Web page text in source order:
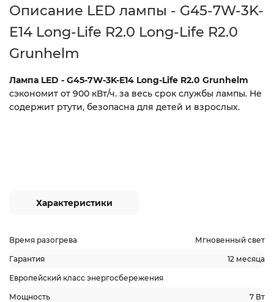
Описание LED лампы - G45-7W-3K-
E14 Long-Life R2.0 Long-Life R2.0
Grunhelm
Лампа LED - G45-7W-3K-E14 Long-Life R2.0 Grunhelm
сэкономит от 900 кВт/ч. за весь срок службы лампы. Не
содержит ртути, безопасна для детей и взрослых.
Характеристики
Время разогрева Мгновенный свет
Гарантия 12 месяца
Европейский класс энергосбережения
Мощность 7 Вт